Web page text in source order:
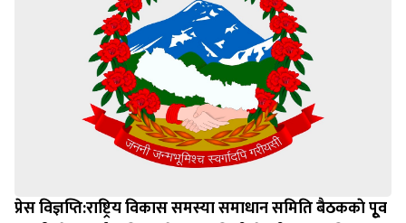
प्रेस विज्ञप्ति:राष्ट्रिय विकास समस्या समाधान समिति बैठककाे पूृव